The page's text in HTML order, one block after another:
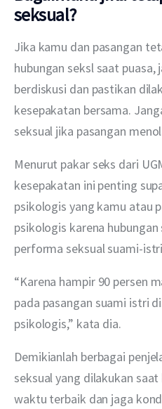
seksual?
Jika kamu dan pasangan
hubungan seksl saat puasa,
berdiskusi dan pastikan
kesepakatan bersama.
seksual jika pasangan
Menurut pakar seks dari
kesepakatan ini penting
psikologis yang kamu atau
psikologis karena
performa seksual suami-
“Karena hampir 90 persen
pada pasangan suami istri
psikologis,” kata dia.
Demikianlah berbagai
seksual yang dilakukan saat
waktu terbaik dan jaga